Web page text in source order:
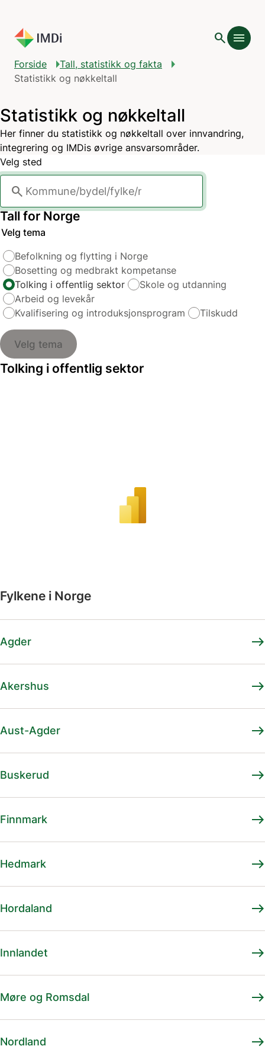
search menu
Forside
Tall, statistikk og fakta
Statistikk og nøkkeltall
Statistikk og nøkkeltall
Her finner du statistikk og nøkkeltall over innvandring,
integrering og IMDis øvrige ansvarsområder.
Velg sted
search
Tall forNorge
Velg tema
Befolkning og flytting i Norge
Bosetting og medbrakt kompetanse
Tolking i offentlig sektor
Skole og utdanning
Arbeid og levekår
Kvalifisering og introduksjonsprogram
Tilskudd
Velg tema
Tolking i offentlig sektor
Fylkene i Norge
Agder east
Akershus east
Aust-Agder east
Buskerud east
Finnmark east
Hedmark east
Hordaland east
Innlandet east
Møre og Romsdal east
Nordland east